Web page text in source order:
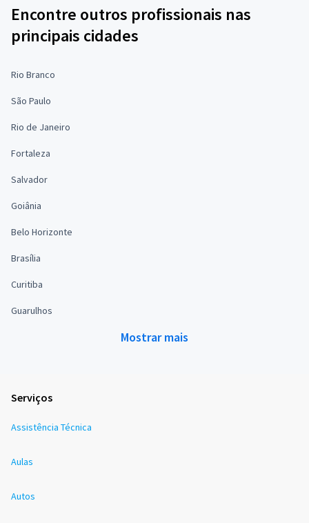
Encontre outros profissionais nas
principais cidades
Rio Branco
São Paulo
Rio de Janeiro
Fortaleza
Salvador
Goiânia
Belo Horizonte
Brasília
Curitiba
Guarulhos
Mostrar mais
Serviços
Assistência Técnica
Aulas
Autos